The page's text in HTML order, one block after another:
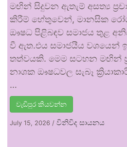
මඟින් සිදුවන ඇතැම් අසත්‍ය
කිරීම් හේතුවෙන්, මානසික රෝග
ඖෂධ පිළිබඳව සමාජය තුළ
වී ඇත.එය සමාජයීය වශයෙන්
තත්වයකි. මෙම සටහන මඟින්
නාශක ඖෂධවල සැබෑ
…
වැඩිපුර කියවන්න
July 15, 2026 / විනිවිද සායනය